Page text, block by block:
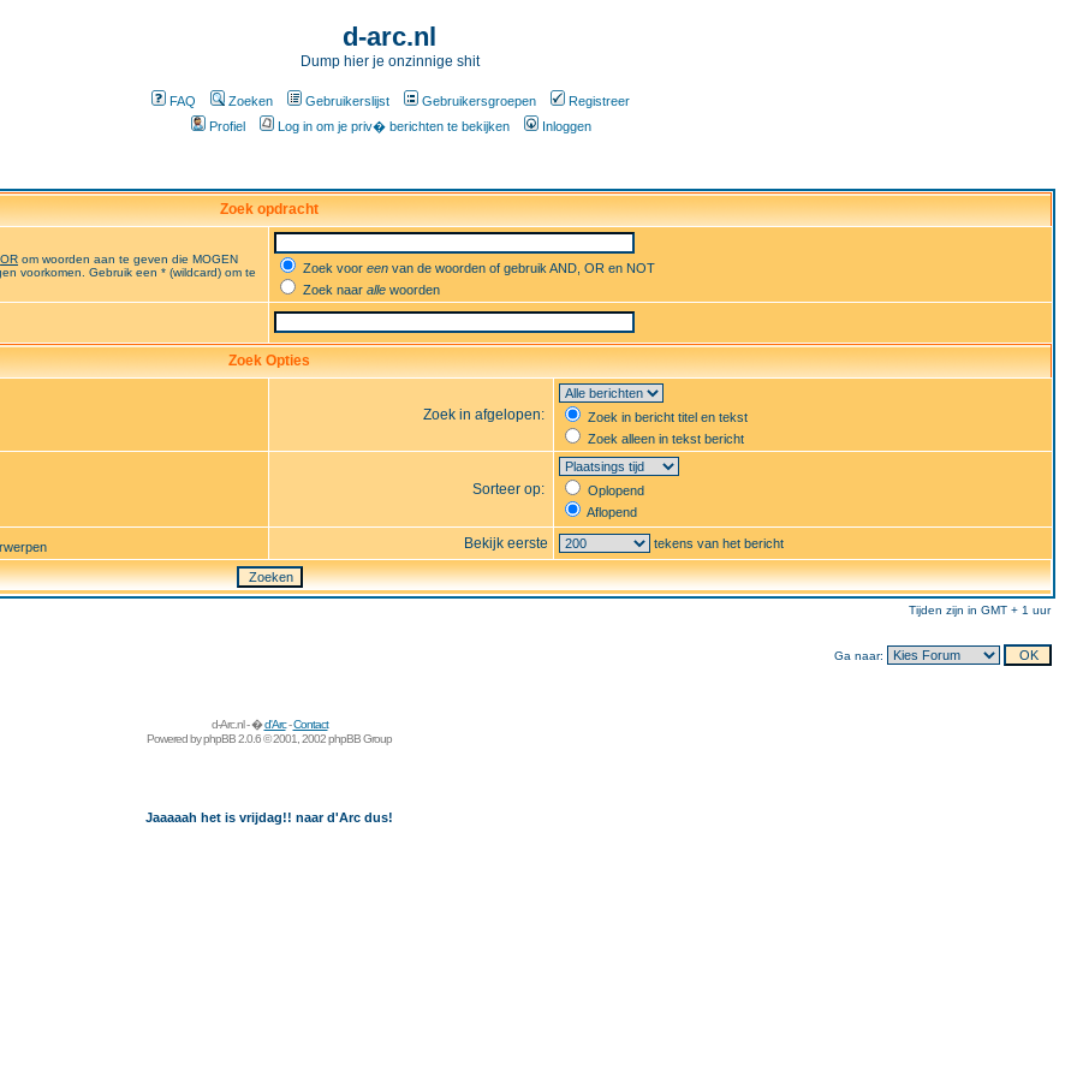
d-arc.nl
Dump hier je onzinnige shit
FAQ Zoeken Gebruikerslijst Gebruikersgroepen
Registreer
Profiel
Log in om je priv� berichten te bekijken Inloggen
Zoek opdracht
OR om woorden aan te geven die MOGEN
voorkomen. Gebruik een * (wildcard) om te
Zoek voor een van de woorden of gebruik AND, OR en NOT
Zoek naar alle woorden
Zoek Opties
Zoek in afgelopen:
Zoek in bericht titel en tekst
Zoek alleen in tekst bericht
Sorteer op:
Oplopend
Aflopend
Bekijk eerste tekens van het bericht
Tijden zijn in GMT + 1 uur
Ga naar:
d-Arc.nl - �d'Arc-Contact
Powered byphpBB2.0.6 © 2001, 2002 phpBB Group
Jaaaaah het is vrijdag!! naar d'Arc dus!